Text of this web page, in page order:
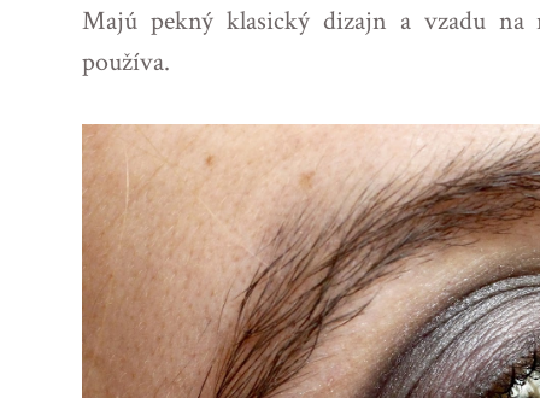
Majú pekný klasický dizajn a vzadu
používa.